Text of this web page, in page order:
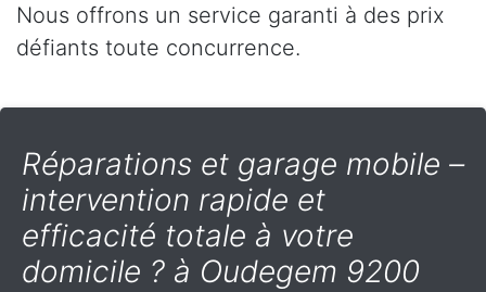
Nous offrons un service garanti à des prix
défiants toute concurrence.
Réparations et garage mobile –
intervention rapide et
efficacité totale à votre
domicile ? à Oudegem 9200